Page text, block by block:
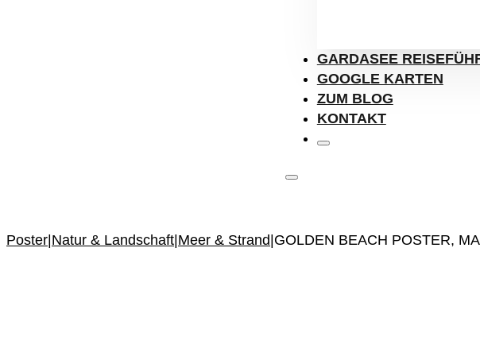
GARDASEE
GOOGLE KARTEN
ZUM BLOG
KONTAKT
Poster Natur & Landschaft Meer & Strand GOLDEN BEACH POSTER,